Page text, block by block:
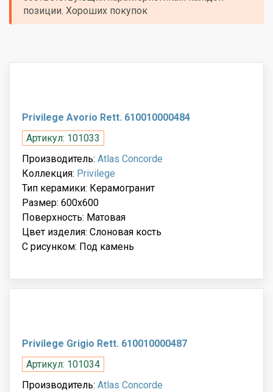
позиции. Хороших покупок
Privilege Avorio Rett. 610010000484
Артикул: 101033
Производитель: Atlas Concorde
Коллекция: Privilege
Тип керамики: Керамогранит
Размер: 600x600
Поверхность: Матовая
Цвет изделия: Слоновая кость
С рисунком: Под камень
Privilege Grigio Rett. 610010000487
Артикул: 101034
Производитель: Atlas Concorde